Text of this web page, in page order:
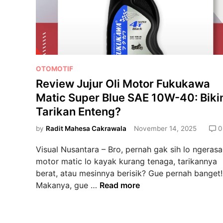
P
o
s
t
e
d
n
OTOMOTIF
Review Jujur Oli Motor Fukukawa
Matic Super Blue SAE 10W-40:
Tarikan Enteng?
by Radit Mahesa Cakrawala November 14, 2025 0
Visual Nusantara – Bro, pernah gak sih lo ngerasa
motor matic lo kayak kurang tenaga, tarikannya
berat, atau mesinnya berisik? Gue pernah banget!
Makanya, gue … R
Read more